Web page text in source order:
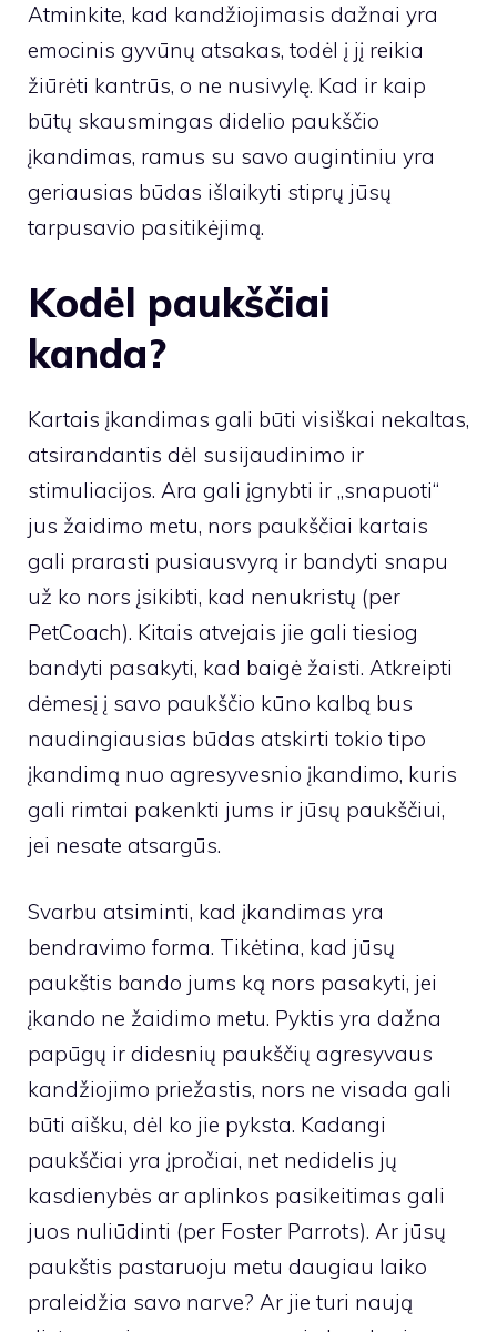
Atminkite, kad kandžiojimasis dažnai yra
emocinis gyvūnų atsakas, todėl į jį reikia
žiūrėti kantrūs, o ne nusivylę. Kad ir kaip
būtų skausmingas didelio paukščio
įkandimas, ramus su savo augintiniu yra
geriausias būdas išlaikyti stiprų jūsų
tarpusavio pasitikėjimą.
Kodėl paukščiai
kanda?
Kartais įkandimas gali būti visiškai nekaltas,
atsirandantis dėl susijaudinimo ir
stimuliacijos. Ara gali įgnybti ir „snapuoti“
jus žaidimo metu, nors paukščiai kartais
gali prarasti pusiausvyrą ir bandyti snapu
už ko nors įsikibti, kad nenukristų (per
PetCoach). Kitais atvejais jie gali tiesiog
bandyti pasakyti, kad baigė žaisti. Atkreipti
dėmesį į savo paukščio kūno kalbą bus
naudingiausias būdas atskirti tokio tipo
įkandimą nuo agresyvesnio įkandimo, kuris
gali rimtai pakenkti jums ir jūsų paukščiui,
jei nesate atsargūs.
Svarbu atsiminti, kad įkandimas yra
bendravimo forma. Tikėtina, kad jūsų
paukštis bando jums ką nors pasakyti, jei
įkando ne žaidimo metu. Pyktis yra dažna
papūgų ir didesnių paukščių agresyvaus
kandžiojimo priežastis, nors ne visada gali
būti aišku, dėl ko jie pyksta. Kadangi
paukščiai yra įpročiai, net nedidelis jų
kasdienybės ar aplinkos pasikeitimas gali
juos nuliūdinti (per Foster Parrots). Ar jūsų
paukštis pastaruoju metu daugiau laiko
praleidžia savo narve? Ar jie turi naują